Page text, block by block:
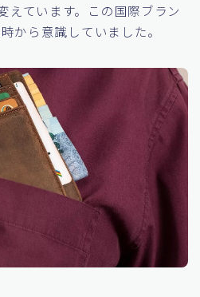
えています。この国際ブラン
から意識していました。